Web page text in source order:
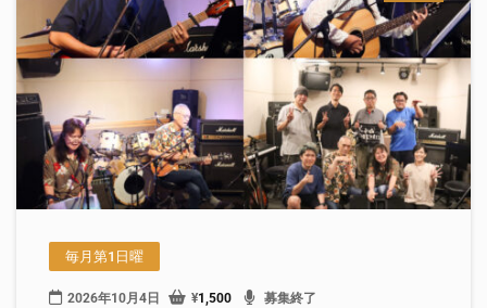
毎月第1日曜
2026年10月4日 ¥1,500 募集終了